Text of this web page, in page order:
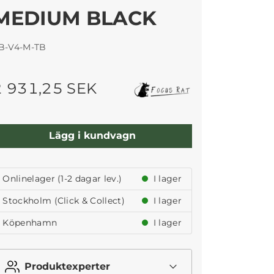
BLACK
V4-M-TB
931,25 SEK
Lägg i kundvagn
Onlinelager (1-2 dagar lev.)
I lager
Stockholm (Click & Collect)
I lager
Köpenhamn
I lager
Produktexperter